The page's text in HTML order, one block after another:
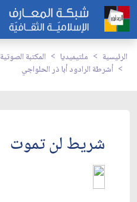
الرئيسية ملتيميديا المكتبة الصوتية
أشرطة الرادود أبا ذر الحلواجي
شريط لن تموت